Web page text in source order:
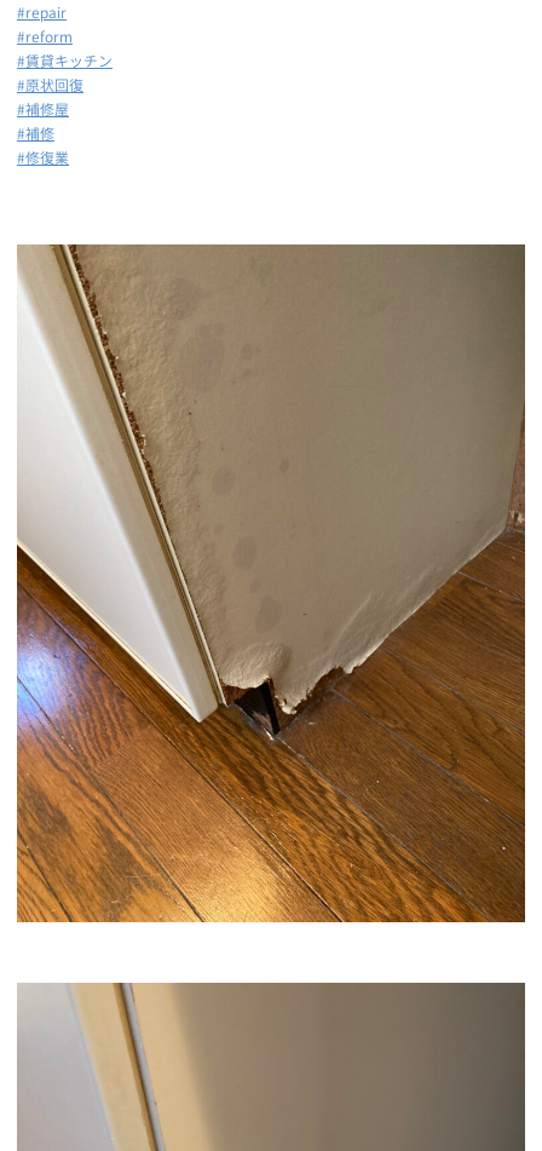
#repair
#reform
#賃貸キッチン
#原状回復
#補修屋
#補修
#修復業